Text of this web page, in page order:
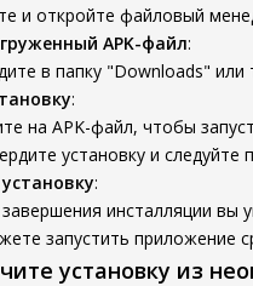
и откройте файловый
APK-файл:
в папку "Downloads" или
:
на APK-файл, чтобы
установку и следуйте
:
инсталляции вы
запустить приложение
установку из